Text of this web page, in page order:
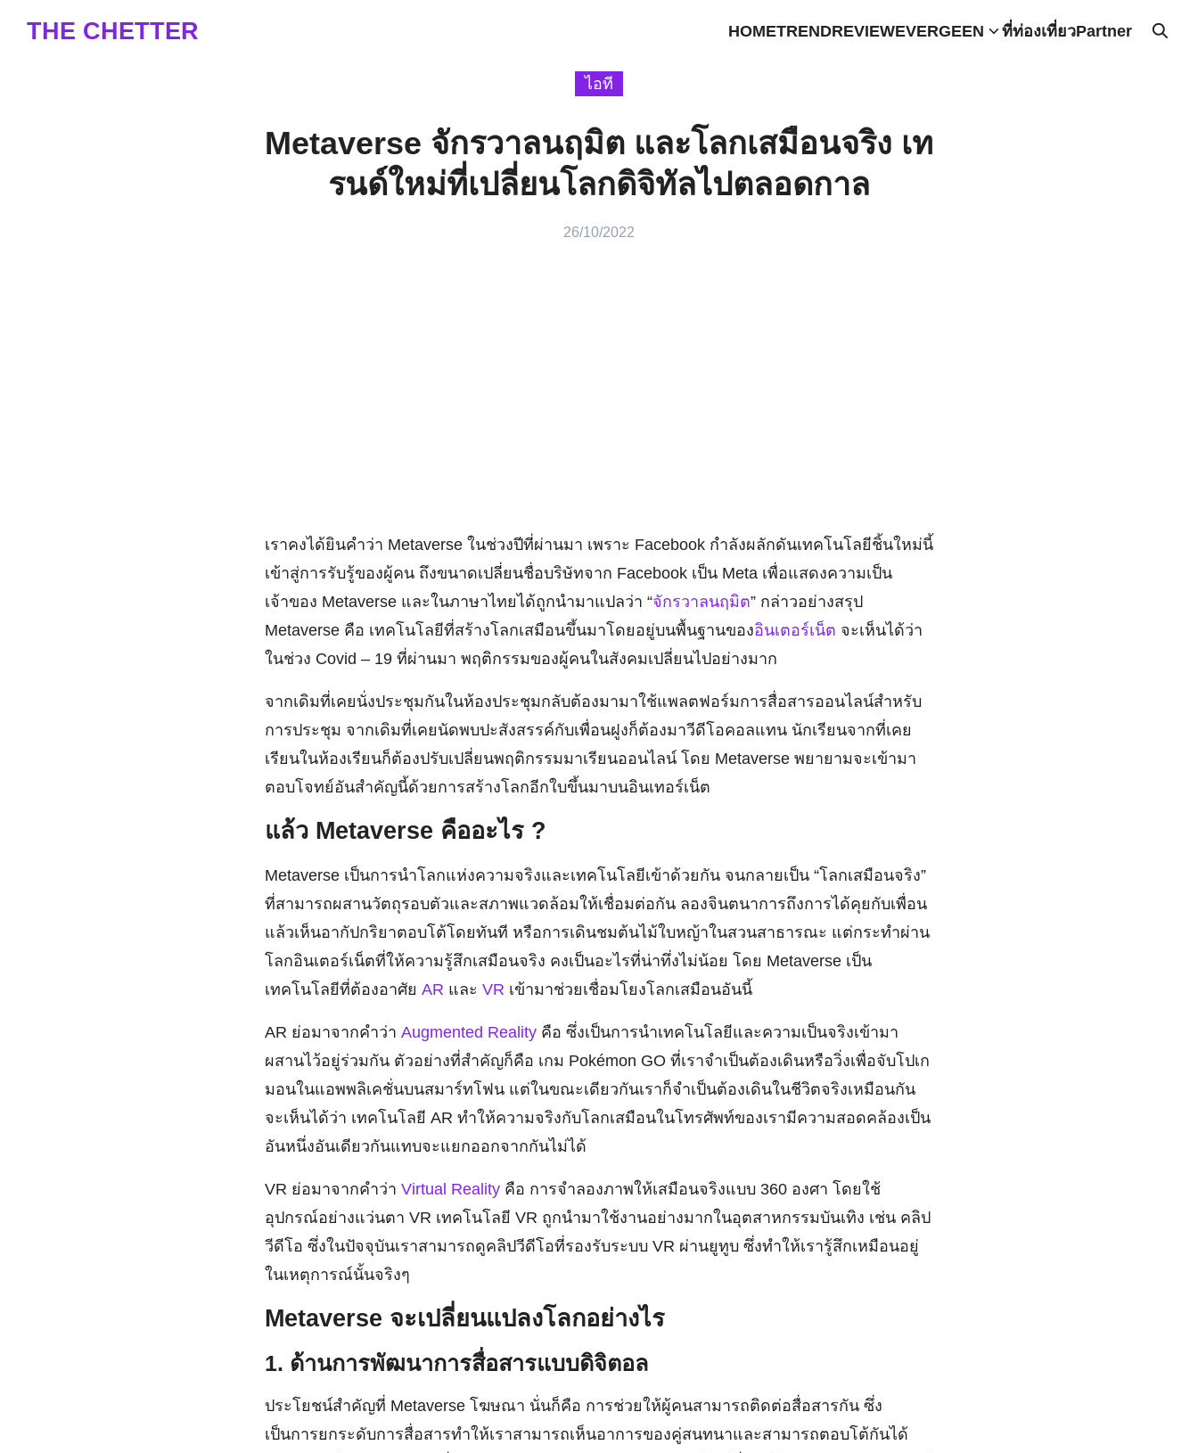
THE CHETTER HOMETRENDREVIEWEVERGEEN ที่ท่องเที่ยวPartner
ไอที
Metaverse จักรวาลนฤมิต และโลกเสมือนจริง เท
รนด์ใหม่ที่เปลี่ยนโลกดิจิทัลไปตลอดกาล
26/10/2022
เราคงได้ยินคำว่า Metaverse ในช่วงปีที่ผ่านมา เพราะ Facebook กำลังผลักดันเทคโนโลยีชิ้นใหม่นี้
เข้าสู่การรับรู้ของผู้คน ถึงขนาดเปลี่ยนชื่อบริษัทจาก Facebook เป็น Meta เพื่อแสดงความเป็น
เจ้าของ Metaverse และในภาษาไทยได้ถูกนำมาแปลว่า “จักรวาลนฤมิต” กล่าวอย่างสรุป
Metaverse คือ เทคโนโลยีที่สร้างโลกเสมือนขึ้นมาโดยอยู่บนพื้นฐานของอินเตอร์เน็ต จะเห็นได้ว่า
ในช่วง Covid – 19 ที่ผ่านมา พฤติกรรมของผู้คนในสังคมเปลี่ยนไปอย่างมาก
จากเดิมที่เคยนั่งประชุมกันในห้องประชุมกลับต้องมามาใช้แพลตฟอร์มการสื่อสารออนไลน์สำหรับ
การประชุม จากเดิมที่เคยนัดพบปะสังสรรค์กับเพื่อนฝูงก็ต้องมาวีดีโอคอลแทน นักเรียนจากที่เคย
เรียนในห้องเรียนก็ต้องปรับเปลี่ยนพฤติกรรมมาเรียนออนไลน์ โดย Metaverse พยายามจะเข้ามา
ตอบโจทย์อันสำคัญนี้ด้วยการสร้างโลกอีกใบขึ้นมาบนอินเทอร์เน็ต
แล้ว Metaverse คืออะไร ?
Metaverse เป็นการนำโลกแห่งความจริงและเทคโนโลยีเข้าด้วยกัน จนกลายเป็น “โลกเสมือนจริง”
ที่สามารถผสานวัตถุรอบตัวและสภาพแวดล้อมให้เชื่อมต่อกัน ลองจินตนาการถึงการได้คุยกับเพื่อน
แล้วเห็นอากัปกริยาตอบโต้โดยทันที หรือการเดินชมต้นไม้ใบหญ้าในสวนสาธารณะ แต่กระทำผ่าน
โลกอินเตอร์เน็ตที่ให้ความรู้สึกเสมือนจริง คงเป็นอะไรที่น่าทึ่งไม่น้อย โดย Metaverse เป็น
เทคโนโลยีที่ต้องอาศัย AR และ VR เข้ามาช่วยเชื่อมโยงโลกเสมือนอันนี้
AR ย่อมาจากคำว่า Augmented Reality คือ ซึ่งเป็นการนำเทคโนโลยีและความเป็นจริงเข้ามา
ผสานไว้อยู่ร่วมกัน ตัวอย่างที่สำคัญก็คือ เกม Pokémon GO ที่เราจำเป็นต้องเดินหรือวิ่งเพื่อจับโปเก
มอนในแอพพลิเคชั่นบนสมาร์ทโฟน แต่ในขณะเดียวกันเราก็จำเป็นต้องเดินในชีวิตจริงเหมือนกัน
จะเห็นได้ว่า เทคโนโลยี AR ทำให้ความจริงกับโลกเสมือนในโทรศัพท์ของเรามีความสอดคล้องเป็น
อันหนึ่งอันเดียวกันแทบจะแยกออกจากกันไม่ได้
VR ย่อมาจากคำว่า Virtual Reality คือ การจำลองภาพให้เสมือนจริงแบบ 360 องศา โดยใช้
อุปกรณ์อย่างแว่นตา VR เทคโนโลยี VR ถูกนำมาใช้งานอย่างมากในอุตสาหกรรมบันเทิง เช่น คลิป
วีดีโอ ซึ่งในปัจจุบันเราสามารถดูคลิปวีดีโอที่รองรับระบบ VR ผ่านยูทูบ ซึ่งทำให้เรารู้สึกเหมือนอยู่
ในเหตุการณ์นั้นจริงๆ
Metaverse จะเปลี่ยนแปลงโลกอย่างไร
1. ด้านการพัฒนาการสื่อสารแบบดิจิตอล
ประโยชน์สำคัญที่ Metaverse โฆษณา นั่นก็คือ การช่วยให้ผู้คนสามารถติดต่อสื่อสารกัน ซึ่ง
เป็นการยกระดับการสื่อสารทำให้เราสามารถเห็นอาการของคู่สนทนาและสามารถตอบโต้กันได้